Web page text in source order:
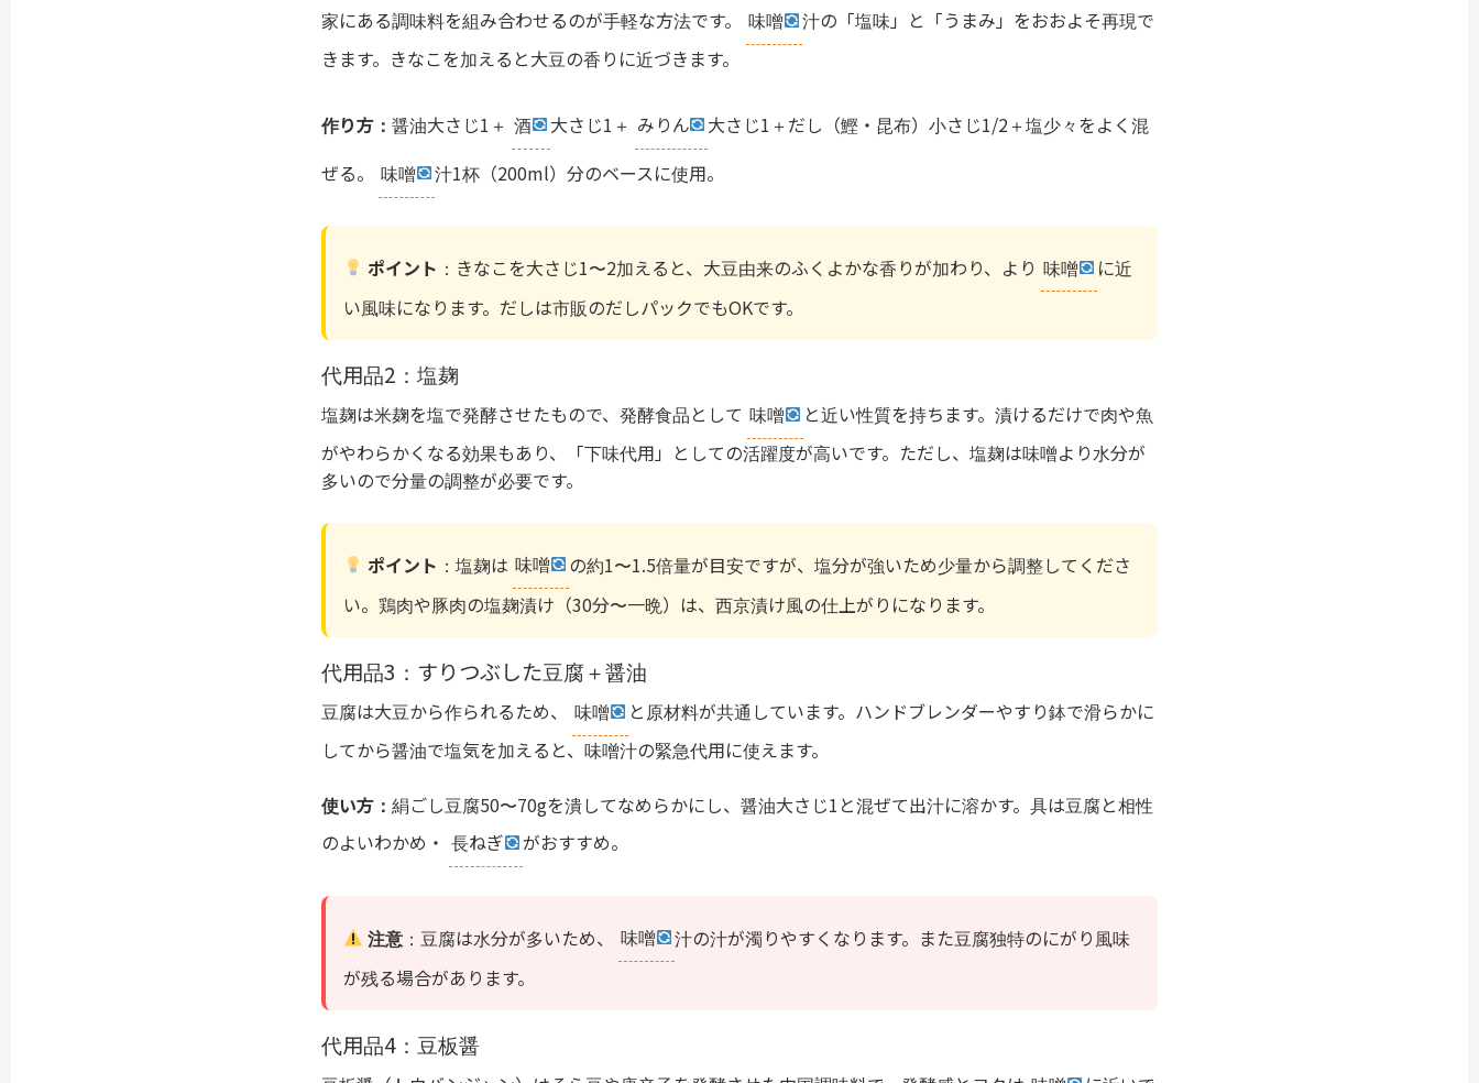
家にある調味料を組み合わせるのが手軽な方法です。 味噌
汁の「塩味」と「うまみ」をおおよそ再現で
きます。きなこを加えると大豆の香りに近づきます。
作り方： 醤油大さじ1＋ 酒 大さじ1＋ みりん
大さじ1＋だし（鰹・昆布）小さじ1/2＋塩少々をよく混
ぜる。
味噌 汁1杯（200ml）分のベースに使用。
ポイント ：きなこを大さじ1〜2加えると、大豆由来のふくよかな香りが加わり、より 味噌
に近
い風味になります。だしは市販のだしパックでもOKです。
代用品2：塩麹
塩麹は米麹を塩で発酵させたもので、発酵食品として 味噌
と近い性質を持ちます。漬けるだけで肉や魚
がやわらかくなる効果もあり、「下味代用」としての活躍度が高いです。ただし、塩麹は味噌より水分が
多いので分量の調整が必要です。
ポイント ：塩麹は 味噌
の約1〜1.5倍量が目安ですが、塩分が強いため少量から調整してくださ
い。鶏肉や豚肉の塩麹漬け（30分〜一晩）は、西京漬け風の仕上がりになります。
代用品3：すりつぶした豆腐＋醤油
豆腐は大豆から作られるため、 味噌
と原材料が共通しています。ハンドブレンダーやすり鉢で滑らかに
してから醤油で塩気を加えると、味噌汁の緊急代用に使えます。
使い方： 絹ごし豆腐50〜70gを潰してなめらかにし、醤油大さじ1と混ぜて出汁に溶かす。具は豆腐と相性
のよいわかめ・ 長ねぎ がおすすめ。
注意 ：豆腐は水分が多いため、 味噌
汁の汁が濁りやすくなります。また豆腐独特のにがり風味
が残る場合があります。
代用品4：豆板醤